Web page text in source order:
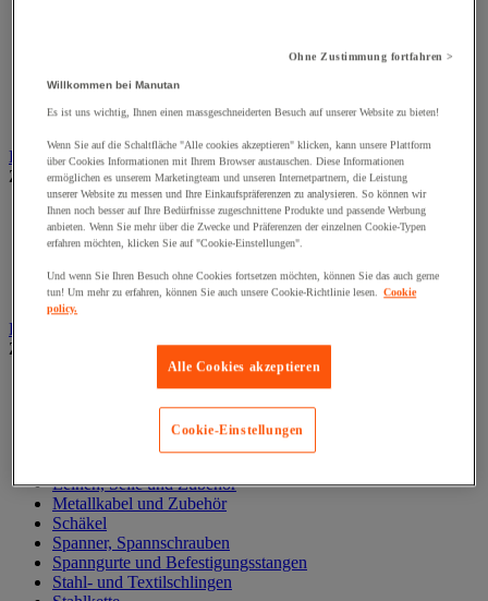
Traverse
Zylinder
Hubwagen
Zur gesamten Produktgruppe
Elektrischer Gabelstapler
Hub-Gabelstapler
Hubwagen mit Waage
Manueller Hubwagen
Scherengabelhubwagen und Hochhubwagen
Ketten und Schlingen zum Heben
Zur gesamten Produktgruppe
Gummispanner
Hebeösen und Hubringe
Karabinerhaken, Kettenglieder, Haken
Leinen, Seile und Zubehör
Metallkabel und Zubehör
Schäkel
Spanner, Spannschrauben
Spanngurte und Befestigungsstangen
Stahl- und Textilschlingen
Ohne Zustimmung fortfahren >
Willkommen bei Manutan
Es ist uns wichtig, Ihnen einen massgeschneiderten Besuch auf unserer Website zu bieten!
Wenn Sie auf die Schaltfläche "Alle cookies akzeptieren" klicken, kann unsere Plattform
über Cookies Informationen mit Ihrem Browser austauschen. Diese Informationen
ermöglichen es unserem Marketingteam und unseren Internetpartnern, die Leistung
unserer Website zu messen und Ihre Einkaufspräferenzen zu analysieren. So können wir
Ihnen noch besser auf Ihre Bedürfnisse zugeschnittene Produkte und passende Werbung
anbieten. Wenn Sie mehr über die Zwecke und Präferenzen der einzelnen Cookie-Typen
erfahren möchten, klicken Sie auf "Cookie-Einstellungen".
Und wenn Sie Ihren Besuch ohne Cookies fortsetzen möchten, können Sie das auch gerne
tun! Um mehr zu erfahren, können Sie auch unsere Cookie-Richtlinie lesen. Cookie
policy.
Alle Cookies akzeptieren
Cookie-Einstellungen